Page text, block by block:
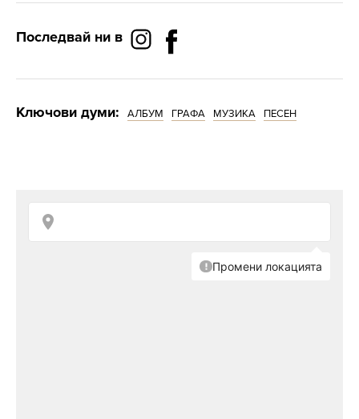
Последвай ни в
Ключови думи: АЛБУМ ГРАФА МУЗИКА ПЕСЕН